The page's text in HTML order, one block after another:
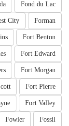
Fond du Lac
Forman
City
Fort Benton
Fort Edward
Fort Morgan
Fort Pierre
Fort Valley
Fossil
Fowler